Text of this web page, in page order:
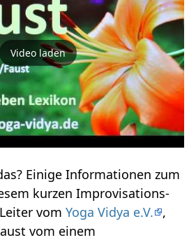
Video laden
vomYoga Vidya e.V.
,
spricht hier über Faust‏‎ vom einem